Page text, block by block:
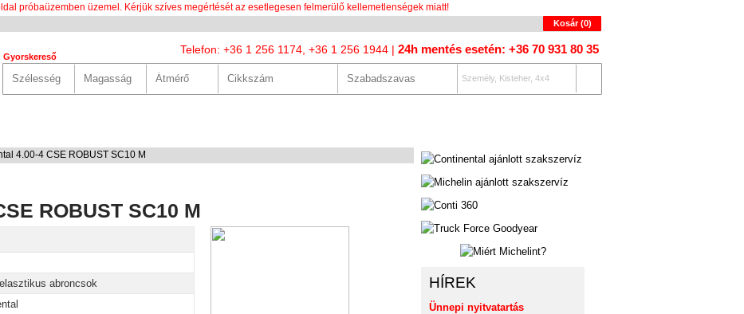
próbaüzemben üzemel. Kérjük szíves megértését az esetlegesen felmerülő kellemetlenségek miatt!
Kosár (0)
Telefon: +36 1 256 1174, +36 1 256 1944 | 24h mentés esetén: +36 70 931 80 35
Gyorskereső
Személy, Kisteher, 4x4
4.00-4 CSE ROBUST SC10 M
ROBUST SC10 M
abroncsok
HÍREK
Ünnepi nyitvatartás